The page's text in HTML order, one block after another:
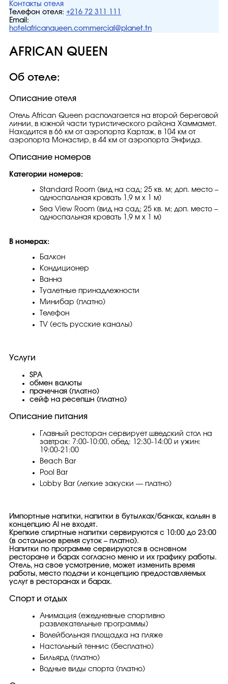
Контакты отеля
Телефон отеля: +216 72 311 111
Email:
hotelafricanqueen.commercial@planet.tn
AFRICAN QUEEN
Об отеле:
Описание отеля
Отель African Queen располагается на второй береговой
линии, в южной части туристического района Хаммамет.
Находится в 66 км от аэропорта Картаж, в 104 км от
аэропорта Монастир, в 44 км от аэропорта Энфида.
Описание номеров
Категории номеров:
Standard Room (вид на сад; 25 кв. м; доп. место –
односпальная кровать 1,9 м х 1 м)
Sea View Room (вид на сад; 25 кв. м; доп. место –
односпальная кровать 1,9 м х 1 м)
В номерах:
Балкон
Кондиционер
Ванна
Туалетные принадлежности
Минибар (платно)
Телефон
TV (есть русские каналы)
Услуги
SPA
обмен валюты
прачечная (платно)
сейф на ресепшн (платно)
Описание питания
Главный ресторан сервирует шведский стол на
завтрак: 7:00-10:00, обед: 12:30-14:00 и ужин:
19:00-21:00
Beach Bar
Pool Bar
Lobby Bar (легкие закуски — платно)
Импортные напитки, напитки в бутылках/банках, кальян в
концепцию Al не входят.
Крепкие спиртные напитки сервируются с 10:00 до 23:00
(в остальное время суток – платно).
Напитки по программе сервируются в основном
ресторане и барах согласно меню и их графику работы.
Отель, на свое усмотрение, может изменить время
работы, место подачи и концепцию предоставляемых
услуг в ресторанах и барах.
Спорт и отдых
Анимация (ежедневные спортивно
развлекательные программы)
Волейбольная площадка на пляже
Настольный теннис (бесплатно)
Бильярд (платно)
Водные виды спорта (платно)